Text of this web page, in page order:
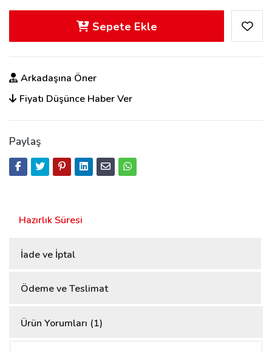
Sepete Ekle
Arkadaşına Öner
Fiyatı Düşünce Haber Ver
Paylaş
Hazırlık Süresi
İade ve İptal
Ödeme ve Teslimat
Ürün Yorumları (1)